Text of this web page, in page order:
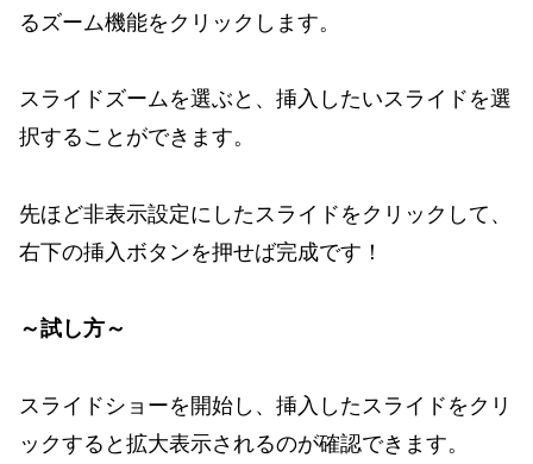
るズーム機能をクリックします。
スライドズームを選ぶと、挿入したいスライドを選
択することができます。
先ほど非表示設定にしたスライドをクリックして、
右下の挿入ボタンを押せば完成です！
～試し方～
スライドショーを開始し、挿入したスライドをクリ
ックすると拡大表示されるのが確認できます。